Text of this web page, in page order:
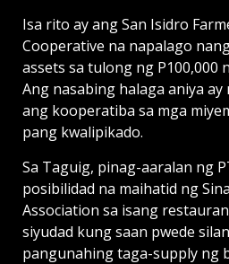
Isa rito ay ang San Isidro
Cooperative na napalago
assets sa tulong ng P100,000
Ang nasabing halaga aniya
ang kooperatiba sa mga
pang kwalipikado.
Sa Taguig, pinag-aaralan ng
posibilidad na maihatid ng
Association sa isang
siyudad kung saan pwede
pangunahing taga-supply ng